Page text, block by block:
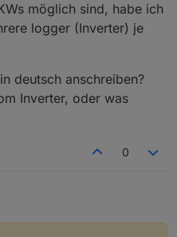
besser monitoren zu können
API und die dazu gehörigen
in englisch, ist aber zu
möglich sind, habe ich
logger (Inverter) je
deutsch anschreiben?
Inverter, oder was
0